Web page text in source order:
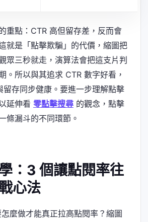
重點：CTR 高但留存差，反而會
就是「點擊欺騙」的代價，縮圖把
眾三秒就走，演算法會把這支片判
。所以與其追求 CTR 數字好看，
留存同步健康。要進一步理解點擊
延伸看 零點擊搜尋 的觀念，點擊
條漏斗的不同環節。
：3 個讓點閱率往
心法
麼做才能真正拉高點閱率？縮圖